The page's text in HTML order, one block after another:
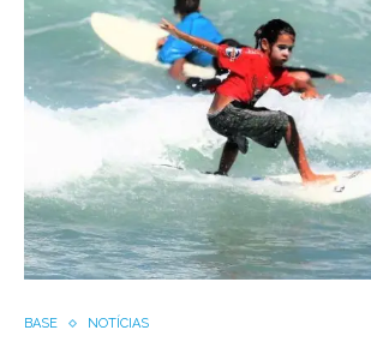
BASE NOTÍCIAS